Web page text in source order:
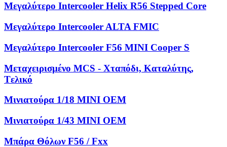
Μεγαλύτερο Intercooler Helix R56 Stepped Core
Μεγαλύτερο Intercooler ALTA FMIC
Μεγαλύτερο Intercooler F56 MINI Cooper S
Μεταχειρισμένο MCS - Χταπόδι, Kαταλύτης,
Tελικό
Μινιατούρα 1/18 MINI OEM
Μινιατούρα 1/43 MINI OEM
Μπάρα Θόλων F56 / Fxx